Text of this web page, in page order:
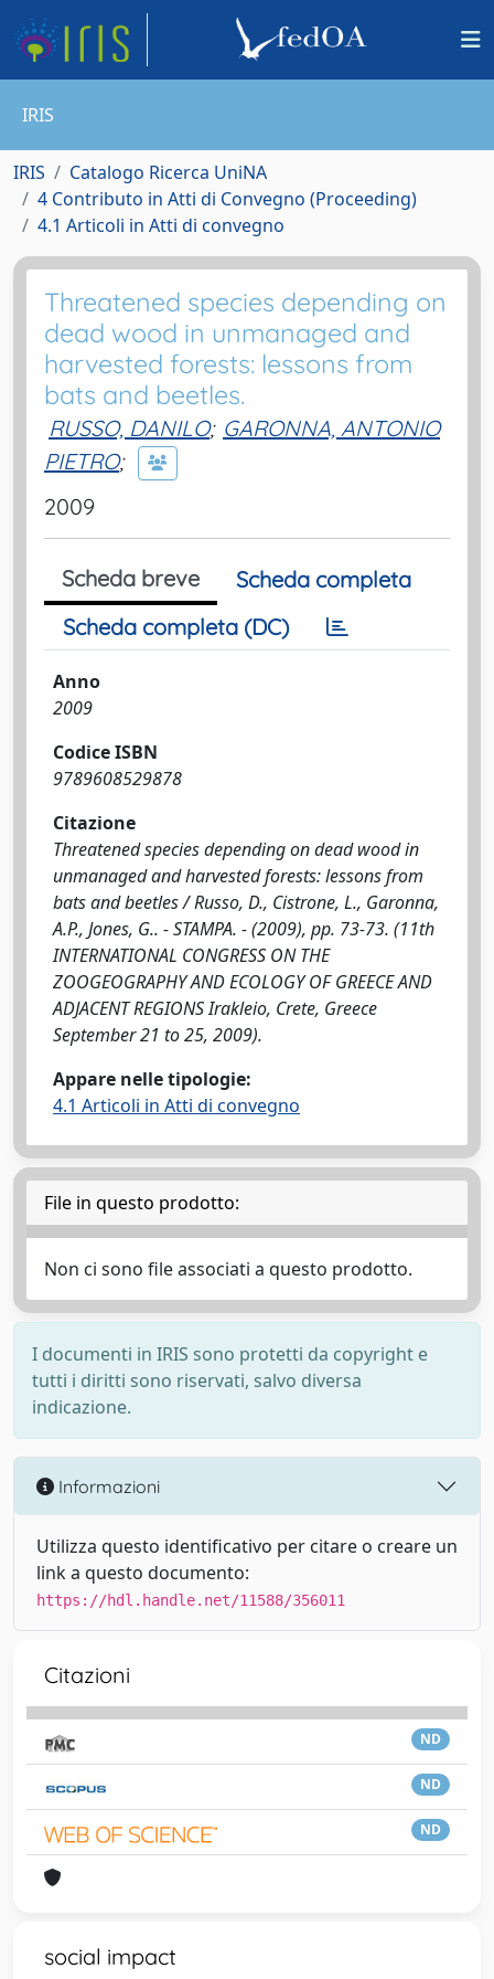
IRIS
IRIS
Catalogo Ricerca UniNA
4 Contributo in Atti di Convegno (Proceeding)
4.1 Articoli in Atti di convegno
Threatened species depending on
dead wood in unmanaged and
harvested forests: lessons from
bats and beetles.
RUSSO, DANILO; GARONNA, ANTONIO
PIETRO;
2009
Scheda breve
Scheda completa
Scheda completa (DC)
Anno
2009
Codice ISBN
9789608529878
Citazione
Threatened species depending on dead wood in
unmanaged and harvested forests: lessons from
bats and beetles / Russo, D., Cistrone, L., Garonna,
A.P., Jones, G.. - STAMPA. - (2009), pp. 73-73. (11th
INTERNATIONAL CONGRESS ON THE
ZOOGEOGRAPHY AND ECOLOGY OF GREECE AND
ADJACENT REGIONS Irakleio, Crete, Greece
September 21 to 25, 2009).
Appare nelle tipologie:
4.1 Articoli in Atti di convegno
File in questo prodotto:
Non ci sono file associati a questo prodotto.
I documenti in IRIS sono protetti da copyright e
tutti i diritti sono riservati, salvo diversa
indicazione.
Informazioni
Utilizza questo identificativo per citare o creare un
link a questo documento:
https://hdl.handle.net/11588/356011
Citazioni
ND
ND
ND
social impact